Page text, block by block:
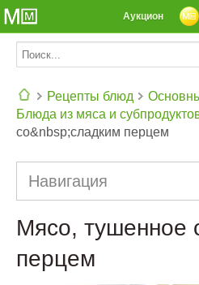
СЕГОДНЯ: 39142
Аукцион
Рецепты блюд
Блюда из мяса и
со&nbsp;сладким перцем
Навигация
Мясо, тушенное
перцем